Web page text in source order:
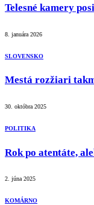
Telesné kamery
8. januára 2026
SLOVENSKO
Mestá rozžiari
30. októbra 2025
POLITIKA
Rok po atentáte,
2. júna 2025
KOMÁRNO